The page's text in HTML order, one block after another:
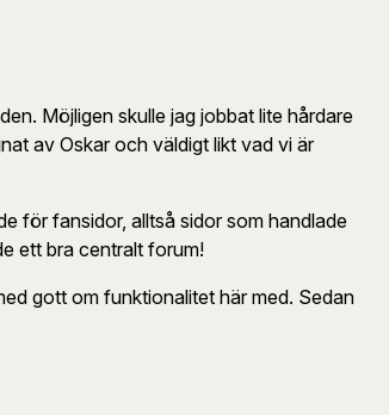
Möjligen skulle jag jobbat lite hårdare
av Oskar och väldigt likt vad vi är
för fansidor, alltså sidor som handlade
ett bra centralt forum!
gott om funktionalitet här med. Sedan